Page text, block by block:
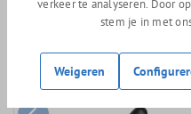
verkeer te analyseren. Door
stem je in met
Weigeren